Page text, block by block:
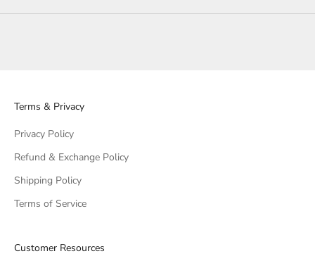
Terms & Privacy
Privacy Policy
Refund & Exchange Policy
Shipping Policy
Terms of Service
Customer Resources